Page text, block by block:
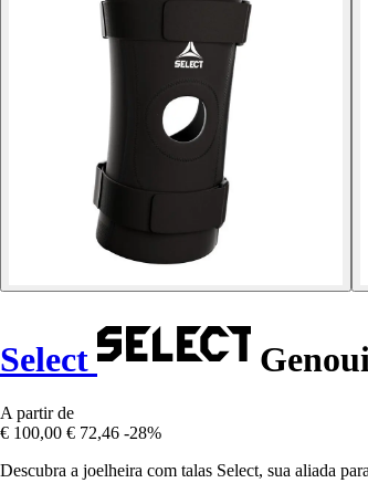
Select
A partir de
€ 100,00 € 72,46 -28%
Descubra a joelheira com talas Select, sua aliada